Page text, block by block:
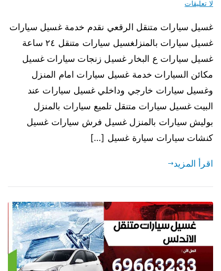
لا تعليقات
غسيل سيارات متنقل الرقعي نقدم خدمة غسيل سيارات
غسيل سيارات بالمنزلغسيل سيارات متنقل ٢٤ ساعة
غسيل سيارات ع البخار غسيل زنجات سيارات غسيل
مكائن السيارات خدمة غسيل سيارات امام المنزل
وغسيل سيارات خارجي وداخلي غسيل سيارات عند
البيت غسيل سيارات متنقل تلميع سيارات بالمنزل
بوليش سيارات بالمنزل غسيل فرش سيارات غسيل
كنشات سيارات سيارة غسيل […]
اقرأ المزيد